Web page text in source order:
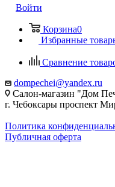
Войти
Корзина0
Избранные
Сравнение
dompechei@yandex.ru
Салон-магазин "Дом
г. Чебоксары проспект
Политика
Публичная оферта